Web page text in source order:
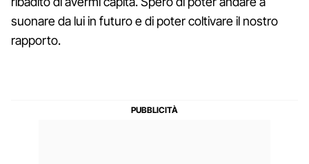
suonare da lui in futuro e di poter coltivare il nostro
rapporto.